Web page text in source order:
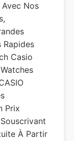
Nos
Rapides
Casio
Prix
À Partir